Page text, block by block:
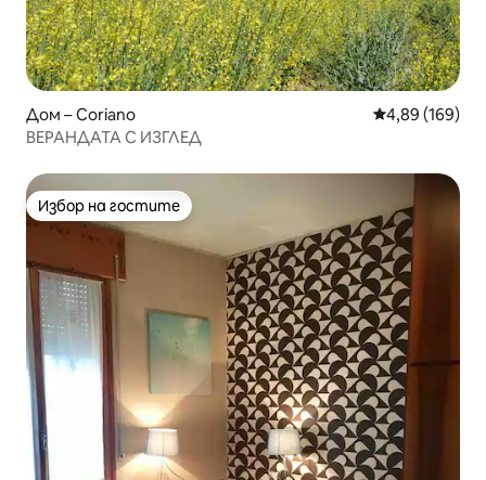
Дом – Coriano Средна
4,89 (169)
ВЕРАНДАТА С ИЗГЛЕД
Избор на гостите
Избор на гостите